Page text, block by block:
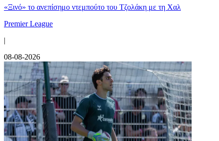
«Ξινό» το ανεπίσημο ντεμπούτο του Τζολάκη με τη Χαλ
Premier League
|
08-08-2026